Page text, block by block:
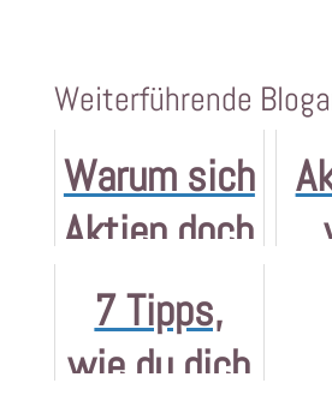
Weiterführende
Warum sich
Aktien doch
zur
Altersvorso
7 Tipps,
wie du dich